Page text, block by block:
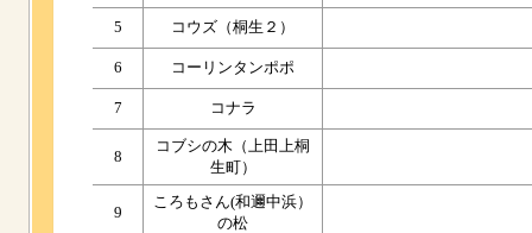
5 コウズ（桐生２）
6 コーリンタンポポ
7 コナラ
8
コブシの木（上田上桐
生町）
9
ころもさん(和邇中浜）
の松